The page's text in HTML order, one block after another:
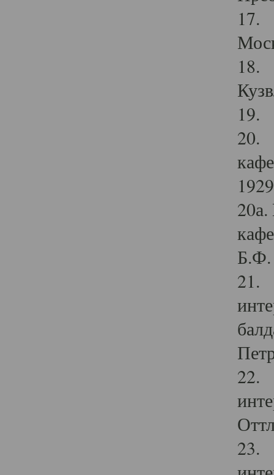
17.
18.
19.
20.
Б.Ф.
21.
22.
23.